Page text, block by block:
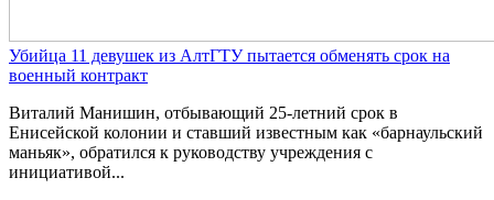
Убийца 11 девушек из АлтГТУ пытается обменять срок на
военный контракт
Виталий Манишин, отбывающий 25-летний срок в
Енисейской колонии и ставший известным как «барнаульский
маньяк», обратился к руководству учреждения с
инициативой...